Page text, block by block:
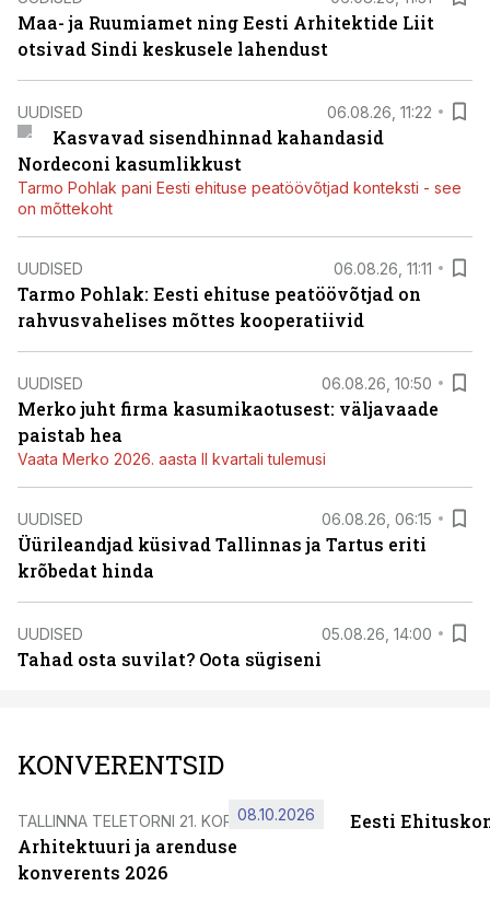
Maa- ja Ruumiamet ning Eesti Arhitektide Liit
otsivad Sindi keskusele lahendust
UUDISED 06.08.26, 11:22
Kasvavad sisendhinnad kahandasid
Nordeconi kasumlikkust
Tarmo Pohlak pani Eesti ehituse peatöövõtjad konteksti - see
on mõttekoht
UUDISED 06.08.26, 11:11
Tarmo Pohlak: Eesti ehituse peatöövõtjad on
rahvusvahelises mõttes kooperatiivid
UUDISED 06.08.26, 10:50
Merko juht firma kasumikaotusest: väljavaade
paistab hea
Vaata Merko 2026. aasta II kvartali tulemusi
UUDISED 06.08.26, 06:15
Üürileandjad küsivad Tallinnas ja Tartus eriti
krõbedat hinda
UUDISED 05.08.26, 14:00
Tahad osta suvilat? Oota sügiseni
KONVERENTSID
TALLINNA TELETORNI 21. KORRUSEL
Arhitektuuri ja arenduse
konverents 2026
08.10.2026 Eesti